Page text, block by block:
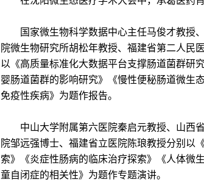
国家微生物科学数据中心主任马俊才教授
院微生物研究所胡松年教授、福建省第二人民
以《高质量标准化大数据平台支撑肠道菌群研
婴肠道菌群的影响研究》《慢性便秘肠道微生
免疫性疾病》为题作报告。
中山大学附属第六医院秦启元教授、山西
院邹远强博士、福建省立医院陈琅教授分别以
索》《炎症性肠病的临床治疗探索》《人体微
童自闭症的相关性》为题作专题演讲。